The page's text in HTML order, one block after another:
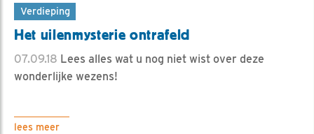
Verdieping
Het uilenmysterie ontrafeld
07.09.18 Lees alles wat u nog niet wist over deze
wonderlijke wezens!
lees meer